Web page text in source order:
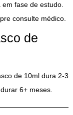
em fase de estudo.
consulte médico.
de
de 10ml dura 2-3
6+ meses.